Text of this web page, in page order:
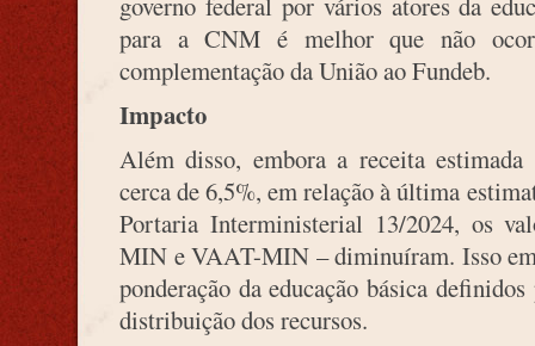
para a CNM é melhor que não
complementação da União ao Fundeb.
Impacto
Além disso, embora a receita
cerca de 6,5%, em relação à última
Portaria Interministerial 13/2024, os
MIN e VAAT-MIN – diminuíram. Isso em
ponderação da educação básica
distribuição dos recursos.